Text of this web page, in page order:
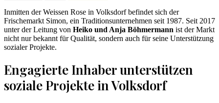
Inmitten der Weissen Rose in Volksdorf befindet sich der
Frischemarkt Simon, ein Traditionsunternehmen seit 1987. Seit 2017
unter der Leitung von Heiko und Anja Böhmermann ist der Markt
nicht nur bekannt für Qualität, sondern auch für seine Unterstützung
sozialer Projekte.
Engagierte Inhaber unterstützen
soziale Projekte in Volksdorf